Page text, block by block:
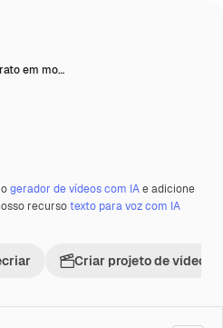
em mo…
gerador de vídeos com IAe adicione
recursotexto para voz com IA
Criar projeto de vídeo